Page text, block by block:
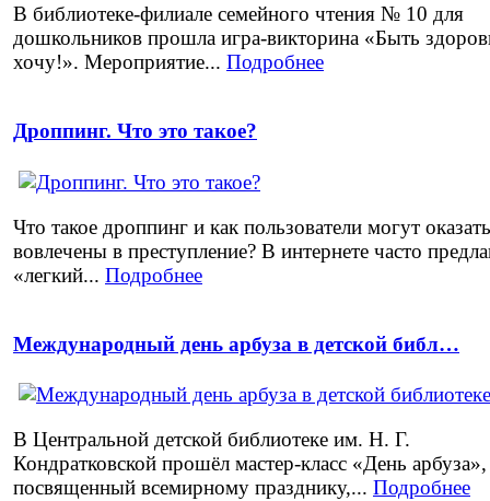
В библиотеке-филиале семейного чтения № 10 для
дошкольников прошла игра-викторина «Быть
хочу!». Мероприятие... Подробнее
Дроппинг. Что это такое?
Что такое дроппинг и как пользователи могут
вовлечены в преступление? В интернете часто
«легкий... Подробнее
Международный день арбуза в детской библ…
В Центральной детской библиотеке им. Н. Г.
Кондратковской прошёл мастер-класс «День арбуза»,
посвященный всемирному празднику,... Подробнее